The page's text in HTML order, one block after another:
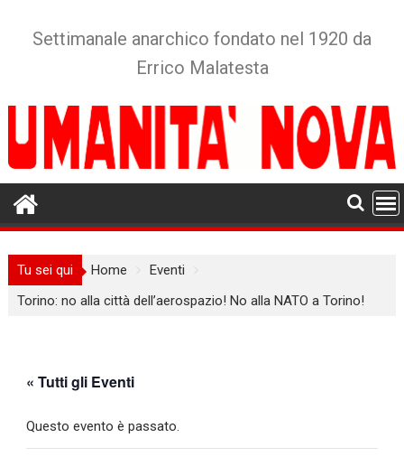
Settimanale anarchico fondato nel 1920 da
Errico Malatesta
Tu sei qui Home
Eventi
Torino: no alla città dell’aerospazio! No alla NATO a Torino!
« Tutti gli Eventi
Questo evento è passato.